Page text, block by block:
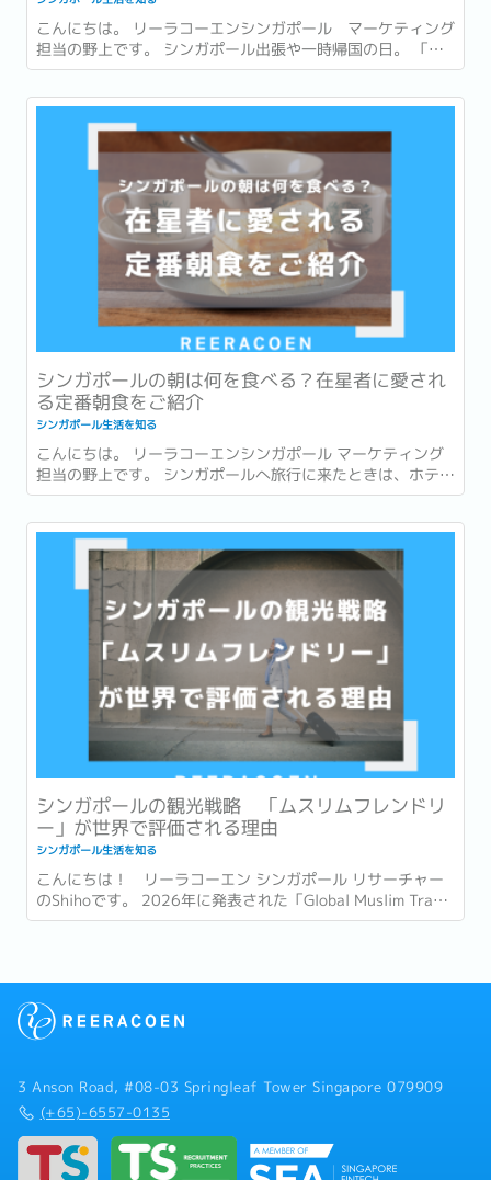
こんにちは。 リーラコーエンシンガポール マーケティング
担当の野上です。 シンガポール出張や一時帰国の日。 「最
後まで打合せや商談が入っていて、市内でお土産を買う時間
てお土産が買えなかった…。」 このような経験はありません
シンガポールの朝は何を食べる？在星者に愛され
る定番朝食をご紹介
シンガポール生活を知る
こんにちは。 リーラコーエンシンガポール マーケティング
担当の野上です。 シンガポールへ旅行に来たときは、ホテル
での朝食を楽しんだり、有名店でローカルグルメを味わった
めると、「朝食」は毎日の生活の一部になります。...
シンガポールの観光戦略 「ムスリムフレンドリ
ー」が世界で評価される理由
シンガポール生活を知る
こんにちは！ リーラコーエン シンガポール リサーチャー
のShihoです。 2026年に発表された「Global Muslim Travel
Index 2026」(GMTI) というムスリム (イスラム教を信仰し
3 Anson Road, #08-03 Springleaf Tower Singapore 079909
(+65)-6557-0135